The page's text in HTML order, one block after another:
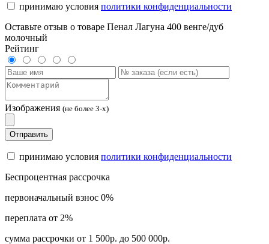
принимаю условия политики конфиденциальности
Оставьте отзыв о товаре Пенал Лагуна 400 венге/дуб
молочный
Рейтинг
Изображения (не более 3-х)
Отправить
принимаю условия политики конфиденциальности
Беспроцентная рассрочка
первоначальный взнос 0%
переплата от 2%
сумма рассрочки от 1 500р. до 500 000р.